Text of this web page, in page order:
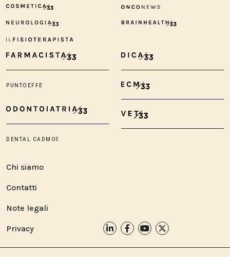
Chi siamo
Contatti
Note legali
Privacy